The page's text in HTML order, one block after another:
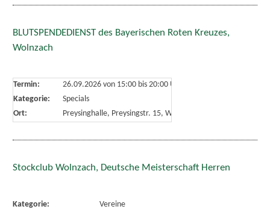
BLUTSPENDEDIENST des Bayerischen Roten Kreuzes,
Wolnzach
Termin: 26.09.2026 von 15:00bis 20:00 Uhr
Kategorie:
Specials
Ort:
Preysinghalle, Preysingstr. 15, Wolnzach
Stockclub Wolnzach, Deutsche Meisterschaft Herren
Kategorie:
Vereine